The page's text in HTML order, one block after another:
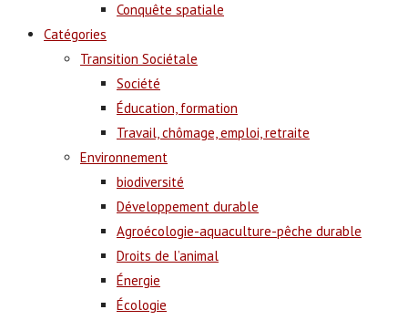
Conquête spatiale
Catégories
Transition Sociétale
Société
Éducation, formation
Travail, chômage, emploi, retraite
Environnement
biodiversité
Développement durable
Agroécologie-aquaculture-pêche durable
Droits de l’animal
Énergie
Écologie